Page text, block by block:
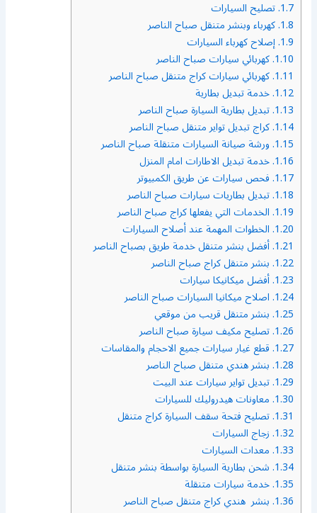
1.7. تصليح السيارات
1.8. كهرباء وبنشر متنقل صباح الناصر
1.9. إصلاح كهرباء السيارات
1.10. كهربائي سيارات صباح الناصر
1.11. كهربائي سيارات كراج متنقل صباح الناصر
1.12. خدمة تبديل بطارية
1.13. تبديل بطارية السيارة صباح الناصر
1.14. كراج تبديل تواير متنقل صباح الناصر
1.15. ورشة صيانة السيارات متنقلة صباح الناصر
1.16. خدمة تبديل الاطارات امام المنزل
1.17. فحص سيارات عن طريق الكمبيوتر
1.18. تبديل بطاريات سيارات صباح الناصر
1.19. الخدمات التي يفعلها كراج صباح الناصر
1.20. الخطوات المهمة عند أصلاح السيارات
1.21. أفضل بنشر متنقل خدمة طريق بصباح الناصر
1.22. بنشر متنقل كراج صباح الناصر
1.23. أفضل ميكانيكا سيارات
1.24. اصلاح ميكانيا السيارات صباح الناصر
1.25. بنشر متنقل قريب من موقعي
1.26. تصليح مكيف سيارة صباح الناصر
1.27. قطع غيار سيارات جميع الاحجام والمقاسات
1.28. بنشر هندي متنقل صباح الناصر
1.29. تبديل تواير سيارات عند البيت
1.30. معاونات هيدروليك للسيارات
1.31. تصليح فتحة سقف السيارة كراج متنقل
1.32. زجاج السيارات
1.33. معدات السيارات
1.34. شحن بطارية السيارة بواسطة بنشر متنقل
1.35. خدمة سيارات متنقلة
1.36. بنشر هندي كراج متنقل صباح الناصر